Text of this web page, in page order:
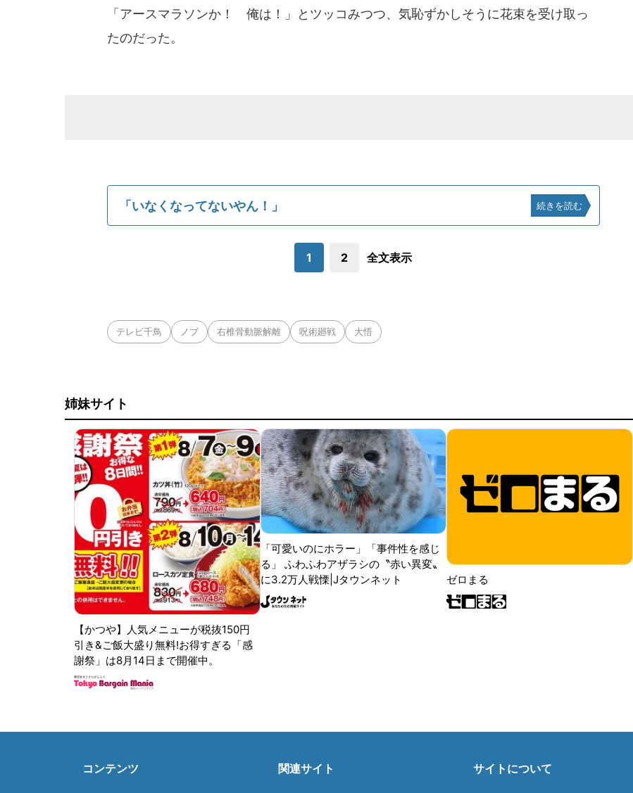
「アースマラソンか！ 俺は！」とツッコみつつ、気恥ずかしそうに花束を受け取っ
たのだった。
「いなくなってないやん！」 続きを読む
1 2 全文表示
テレビ千鳥 ノブ 右椎骨動脈解離 呪術廻戦 大悟
姉妹サイト
【かつや】人気メニューが税抜150円
引き&ご飯大盛り無料!お得すぎる「感
謝祭」は8月14日まで開催中。
「可愛いのにホラー」「事件性を感じ
る」 ふわふわアザラシの〝赤い異変〟
に3.2万人戦慄|Jタウンネット
ゼロまる
コンテンツ 関連サイト サイトについて